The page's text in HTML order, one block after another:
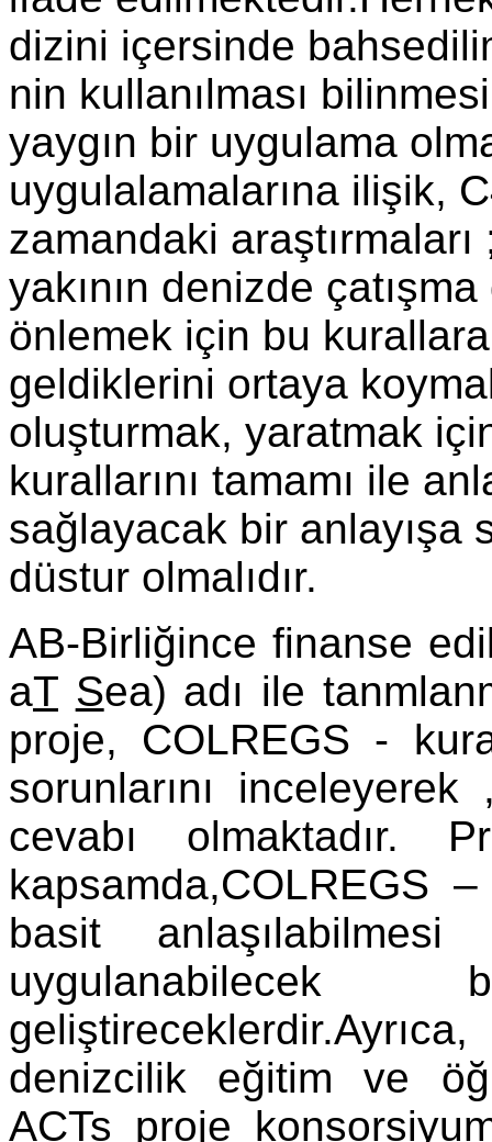
dizini içersinde
nin kullanılması
yaygın bir uygulama
uygulalamalarına ilişik,
zamandaki
yakının denizde
önlemek için bu
geldiklerini ortaya
oluşturmak, yaratmak
kurallarını tamamı ile
sağlayacak bir anlayışa
düstur olmalıdır.
AB-Birliğince finanse
aT Sea) adı ile
proje, COLREGS -
sorunlarını
cevabı olmaktadır.
kapsamda,COLREGS
basit
denizcilik eğitim ve
ACTs proje